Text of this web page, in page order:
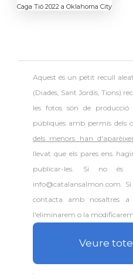
Caga Tió 2022 a Oklahoma City
Aquest és un petit recull
(Diades, Sant Jordis, Tions)
les fotos són de
públiques amb permís dels
dels menors han
llevat que els pares ens
publicar-les. Si no és
info@catalansalmon.com.
contacta amb nosaltres a
l'eliminarem o la
Veure